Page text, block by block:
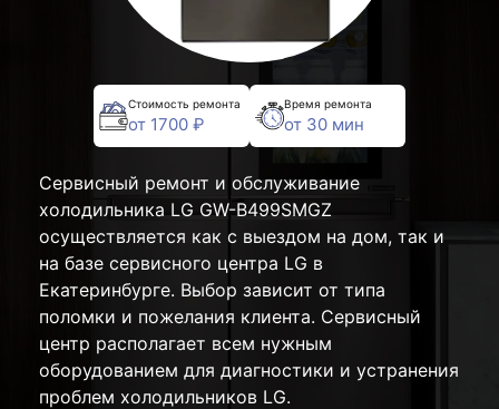
Стоимость ремонта
от 1700 ₽
Время ремонта
от 30 мин
Сервисный ремонт и обслуживание
холодильника LG GW-B499SMGZ
осуществляется как с выездом на дом, так и
на базе сервисного центра LG в
Екатеринбурге. Выбор зависит от типа
поломки и пожелания клиента. Сервисный
центр располагает всем нужным
оборудованием для диагностики и устранения
проблем холодильников LG.